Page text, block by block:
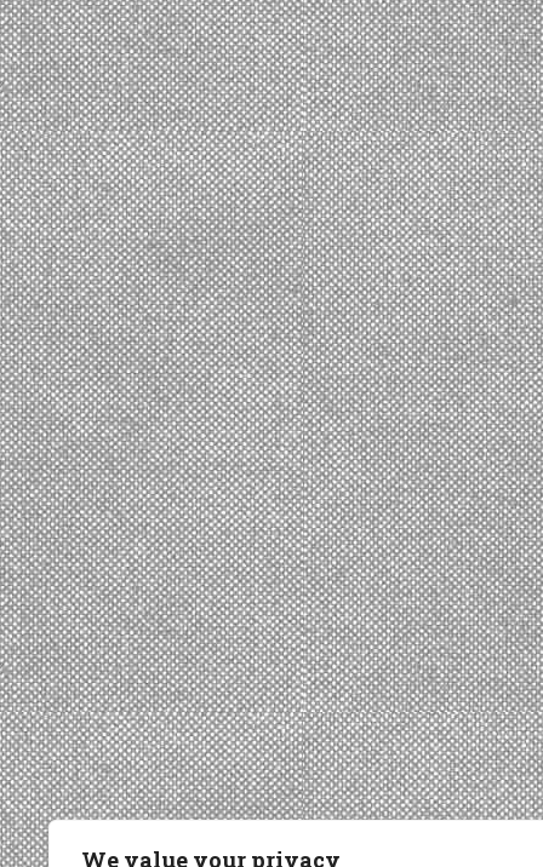
We value your privacy